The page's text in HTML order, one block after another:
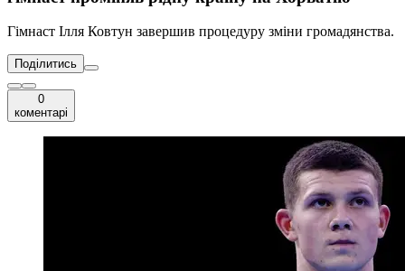
Гімнаст Ілля Ковтун завершив процедуру зміни громадянства.
Поділитись
0
коментарі